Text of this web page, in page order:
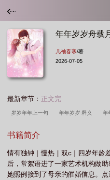
年年岁岁舟载
几袖春寒/著
2026-07-05
最新章节： 正文完
岁岁年年上一句 年年岁岁 释义 年
岁是什么意思
年年 岁岁年年年年年 年岁岁舟载
么
书籍简介
情有独钟｜慢热｜双c｜四岁年龄
后，常絮语进了一家艺术机构做
她照例接到了母亲的催婚信息。点